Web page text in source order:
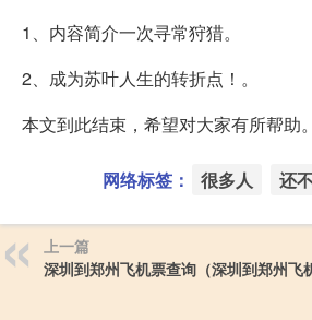
1、内容简介一次寻常狩猎。
2、成为苏叶人生的转折点！。
本文到此结束，希望对大家有所帮助。
网络标签： 很多人 还
上一篇
深圳到郑州飞机票查询（深圳到郑州飞